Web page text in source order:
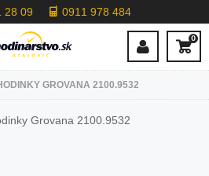
28 09 0911 978 484
0
GROVANA 2100.9532